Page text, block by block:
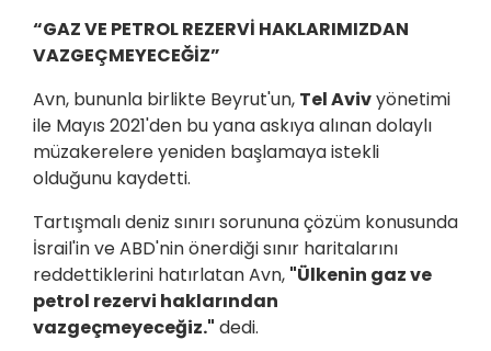
“GAZ VE PETROL REZERVİ HAKLARIMIZDAN
VAZGEÇMEYECEĞİZ”
Avn, bununla birlikte Beyrut'un, Tel Avivyönetimi
ile Mayıs 2021'den bu yana askıya alınan dolaylı
müzakerelere yeniden başlamaya istekli
olduğunu kaydetti.
Tartışmalı deniz sınırı sorununa çözüm konusunda
İsrail'in ve ABD'nin önerdiği sınır haritalarını
reddettiklerini hatırlatan Avn, "Ülkenin gaz ve
petrol rezervi haklarından
vazgeçmeyeceğiz." dedi.